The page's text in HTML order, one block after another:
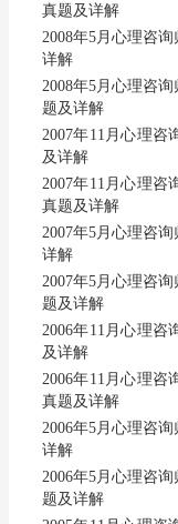
真题及详解
2008年5月心理咨
详解
2008年5月心理咨
题及详解
2007年11月心理
及详解
2007年11月心理咨
真题及详解
2007年5月心理咨
详解
2007年5月心理咨
题及详解
2006年11月心理
及详解
2006年11月心理咨
真题及详解
2006年5月心理咨
详解
2006年5月心理咨
题及详解